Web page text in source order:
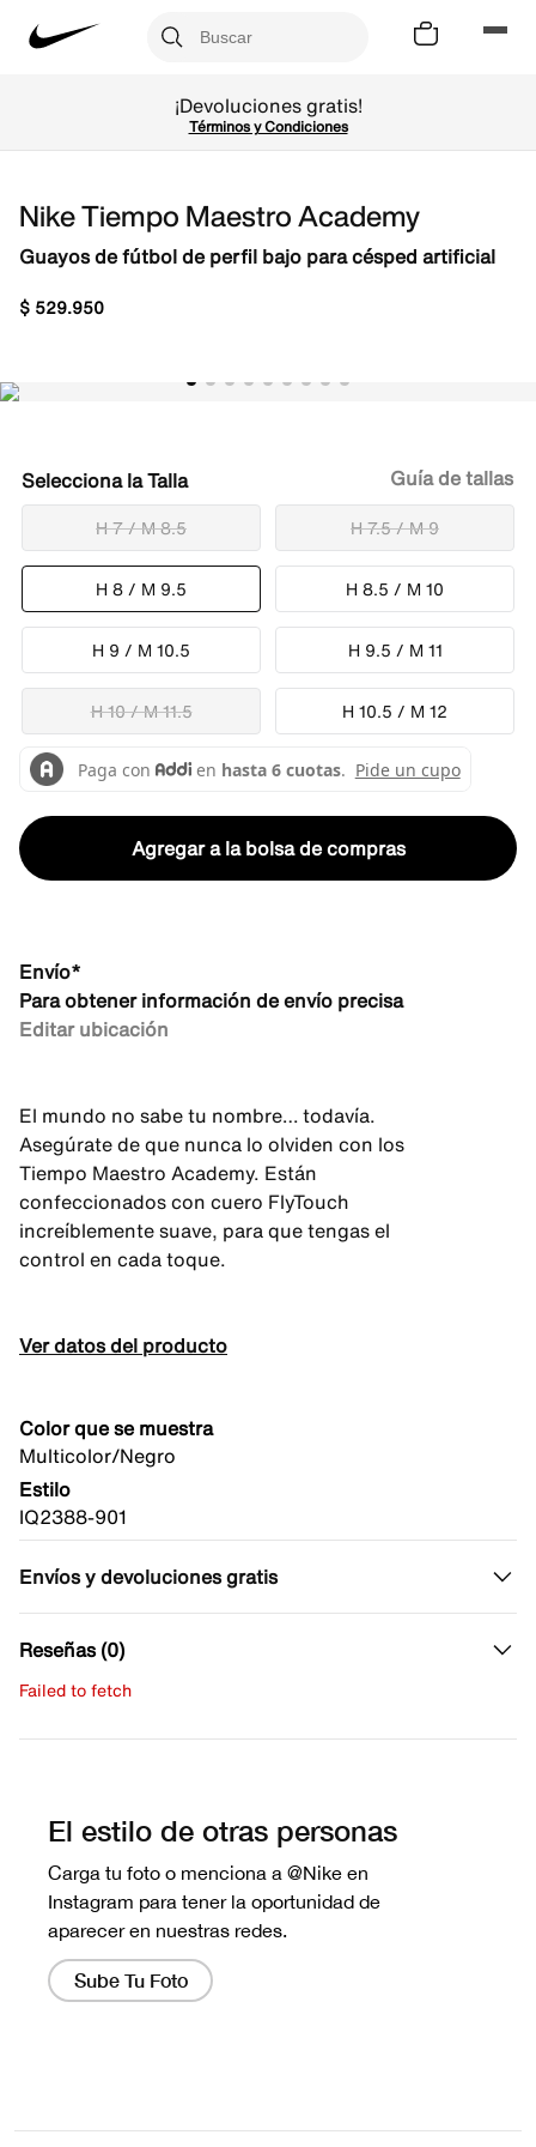
¡Devoluciones gratis!
Términos y Condiciones
Nike Tiempo Maestro Academy
Guayos de fútbol de perfil bajo para césped artificial
$ 529.950
Talla
H 7 / M 8.5 H 7.5 / M 9
H 8 / M 9.5 H 8.5 / M 10
H 9 / M 10.5 H 9.5 / M 11
H 10 / M 11.5 H 10.5 / M 12
Guía de tallas
Agregar a la bolsa de compras
Envío*
Para obtener información de envío precisa
Editar ubicación
El mundo no sabe tu nombre… todavía.
Asegúrate de que nunca lo olviden con los
Tiempo Maestro Academy. Están
confeccionados con cuero FlyTouch
increíblemente suave, para que tengas el
control en cada toque.
Ver datos del producto
Color que se muestra
Multicolor/Negro
Estilo
IQ2388-901
Envíos y devoluciones gratis
Reseñas (0)
Failed to fetch